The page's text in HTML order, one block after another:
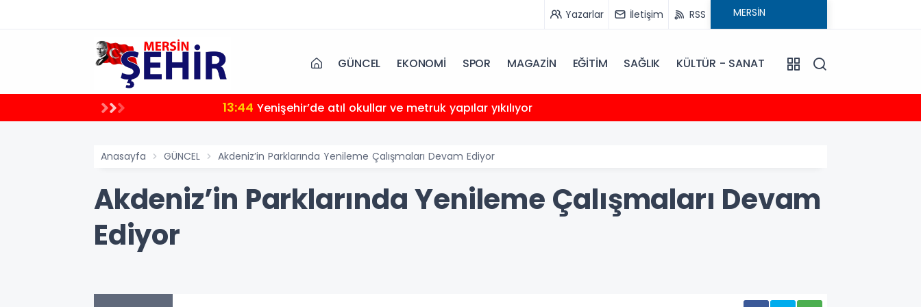
Yazarlar İletişim RSS
GÜNCEL EKONOMİ SPOR MAGAZİN EĞİTİM SAĞLIK KÜLTÜR - SANAT
13:44 Yenişehir’de atıl okullar ve metruk yapılar yıkılıyor
Anasayfa GÜNCEL Akdeniz’in Parklarında Yenileme Çalışmaları Devam Ediyor
Akdeniz’in Parklarında Yenileme Çalışmaları Devam
Ediyor